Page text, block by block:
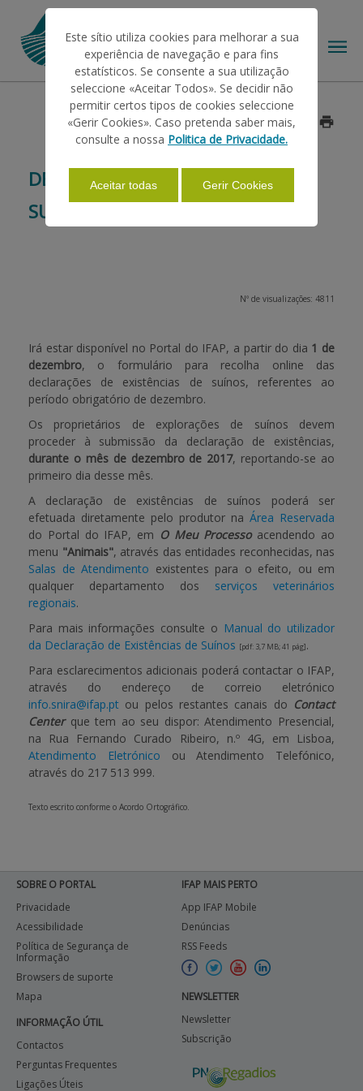
AJUDAS/APOIOS
INFORMAÇÕES
PAGAMENTOS
APOIO AO BENEFICIÁRIO
Entrar / Registar
DECLARAÇÃO DE EXISTÊNCIAS DE
SUÍNOS
Data: 2017/11/28
Nº de visualizações: 4811
Irá estar disponível no Portal do IFAP, a partir do dia 1 de
dezembro, o formulário para recolha online das
declarações de existências de suínos, referentes ao
período obrigatório de dezembro.
Os proprietários de explorações de suínos devem
proceder à submissão da declaração de existências,
durante o mês de dezembro de 2017, reportando-se ao
primeiro dia desse mês.
A declaração de existências de suínos poderá ser
efetuada diretamente pelo produtor na Área Reservada
do Portal do IFAP, em O Meu Processoacendendo ao
menu "Animais", através das entidades reconhecidas, nas
Salas de Atendimento existentes para o efeito, ou em
qualquer departamento dos serviços veterinários
regionais.
Para mais informações consulte o Manual do utilizador
da Declaração de Existências de Suínos [pdf: 3,7 MB; 41 pág].
Para esclarecimentos adicionais poderá contactar o IFAP,
através do endereço de correio eletrónico
info.snira@ifap.pt ou pelos restantes canais do Contact
Centerque tem ao seu dispor: Atendimento Presencial,
na Rua Fernando Curado Ribeiro, n.º 4G, em Lisboa,
Atendimento Eletrónico ou Atendimento Telefónico,
através do 217 513 999.
Texto escrito conforme o Acordo Ortográfico.
SOBRE O PORTAL
Privacidade
Acessibilidade
Política de Segurança de
Informação
Browsers de suporte
Mapa
INFORMAÇÃO ÚTIL
Contactos
Perguntas Frequentes
Ligações Úteis
IFAP MAIS PERTO
App IFAP Mobile
Denúncias
RSS Feeds
NEWSLETTER
Newsletter
Subscrição
Este sítio utiliza cookies para melhorar a sua
experiência de navegação e para fins
estatísticos. Se consente a sua utilização
seleccione «Aceitar Todos». Se decidir não
permitir certos tipos de cookies seleccione
«Gerir Cookies». Caso pretenda saber mais,
consulte a nossa Politica de Privacidade.
Aceitar todas Gerir Cookies